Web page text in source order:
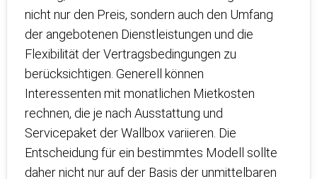
nicht nur den Preis, sondern auch den Umfang
der angebotenen Dienstleistungen und die
Flexibilität der Vertragsbedingungen zu
berücksichtigen. Generell können
Interessenten mit monatlichen Mietkosten
rechnen, die je nach Ausstattung und
Servicepaket der Wallbox variieren. Die
Entscheidung für ein bestimmtes Modell sollte
daher nicht nur auf der Basis der unmittelbaren